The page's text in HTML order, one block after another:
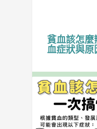
貧血該怎
血症狀與